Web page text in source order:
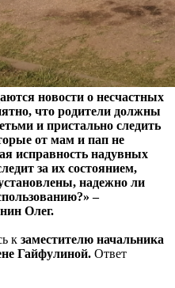
новости о несчастных
что родители должны
и пристально следить
от мам и пап не
исправность надувных
за их состоянием,
надежно ли
–
Олег.
к заместителю начальника
Гайфулиной. Ответ